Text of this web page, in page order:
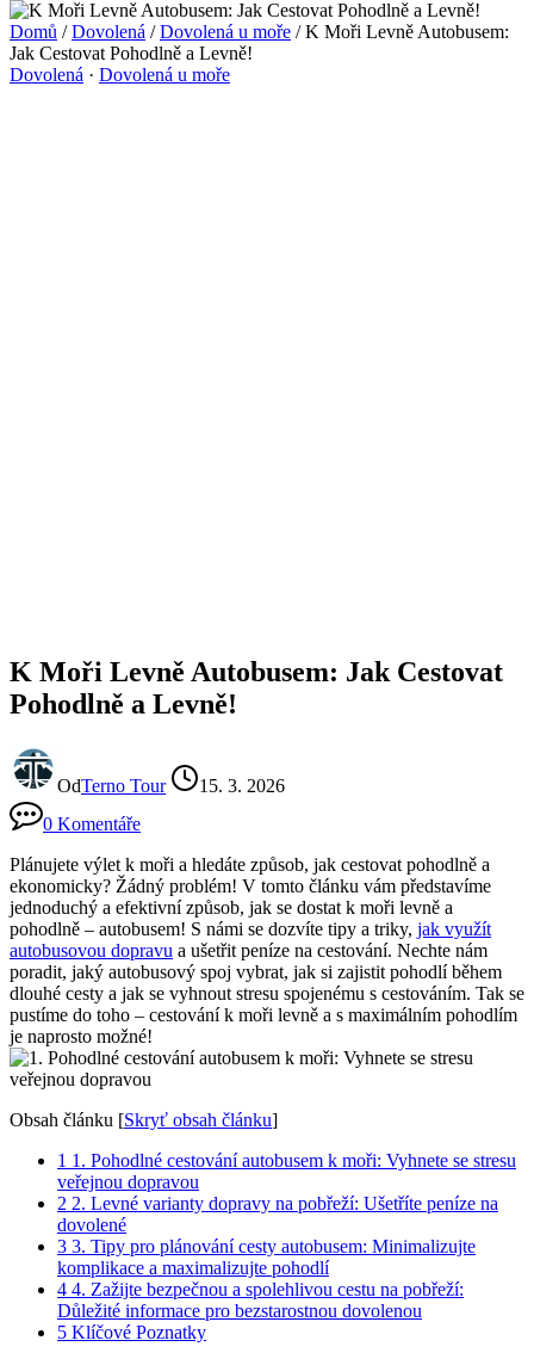
Domů / Dovolená / Dovolená u moře / K Moři Levně Autobusem:
Jak Cestovat Pohodlně a Levně!
Dovolená · Dovolená u moře
K Moři Levně Autobusem: Jak Cestovat
Pohodlně a Levně!
OdTerno Tour
15. 3. 2026
0 Komentáře
Plánujete⁢ výlet ⁢k​ moři a‌ hledáte způsob, jak cestovat pohodlně a ​
ekonomicky? ⁣Žádný problém! V tomto článku vám představíme
⁢jednoduchý a efektivní způsob, jak se‍ dostat k moři levně a
‌pohodlně ​– autobusem! S námi se dozvíte tipy a triky, jak využít
autobusovou dopravu a ušetřit peníze na cestování. Nechte nám
poradit, jaký⁢ autobusový spoj vybrat, jak si⁤ zajistit pohodlí během
dlouhé cesty‍ a jak se vyhnout stresu spojenému s cestováním. Tak se
pustíme do toho ⁣– cestování⁢ k‌ moři levně a s‍ maximálním pohodlím
je naprosto možné!
Obsah článku [Skryť obsah článku]
1 1.‍ Pohodlné cestování autobusem k moři: Vyhnete se stresu
veřejnou dopravou
2 2. Levné varianty dopravy na pobřeží: ⁤Ušetříte peníze⁤ na
‍dovolené
3 3. Tipy ⁤pro plánování cesty autobusem: ⁢Minimalizujte
komplikace a maximalizujte pohodlí
4 4. Zažijte bezpečnou ‍a‍ spolehlivou cestu na pobřeží:
Důležité informace pro bezstarostnou dovolenou
5 Klíčové Poznatky